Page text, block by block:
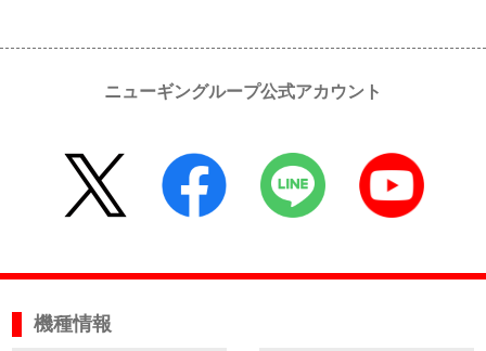
ニューギングループ公式アカウント
機種情報